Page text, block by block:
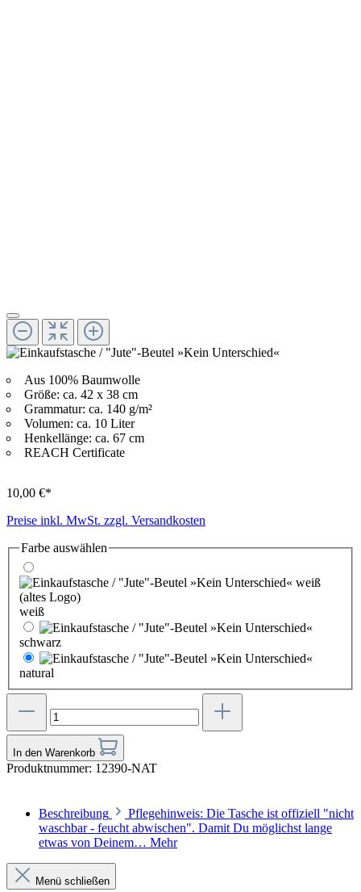
Aus 100% Baumwolle
Größe: ca. 42 x 38 cm
Grammatur: ca. 140 g/m²
Volumen: ca. 10 Liter
Henkellänge: ca. 67 cm
REACH Certificate
10,00 €*
Preise inkl. MwSt. zzgl. Versandkosten
Farbe auswählen
weiß
schwarz
natural
In den Warenkorb
Produktnummer: 12390-NAT
Beschreibung
Pflegehinweis: Die Tasche ist offiziell "nicht
waschbar - feucht abwischen". Damit Du möglichst lange
etwas von Deinem… Mehr
Menü schließen